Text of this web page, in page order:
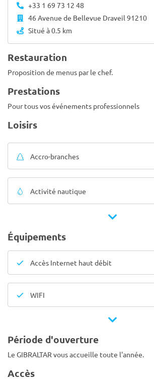
+33 1 69 73 12 48
46 Avenue de Bellevue Draveil 91210
Situé à 0.5 km
Restauration
Proposition de menus par le chef.
Prestations
Pour tous vos événements professionnels
Loisirs
Accro-branches
Activité nautique
Équipements
Accès Internet haut débit
WIFI
Période d'ouverture
Le GIBRALTAR vous accueille toute l'année.
Accès